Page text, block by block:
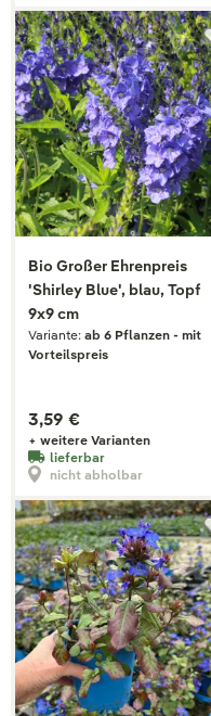
Bio Großer Ehrenpreis
'Shirley Blue', blau, Topf
9x9 cm
Variante: ab 6 Pflanzen - mit
Vorteilspreis
3,59 €
+ weitere Varianten
lieferbar
nicht abholbar